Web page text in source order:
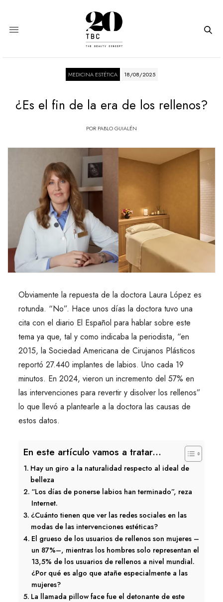
MEDICINA ESTÉTICA 18/08/2025
¿Es el fin de la era de los rellenos?
POR PABLO GUIALÉN
Obviamente la repuesta de la doctora Laura López es
rotunda. “No”. Hace unos días la doctora tuvo una
cita con el diario El Español para hablar sobre este
tema ya que, tal y como indicaba la periodista, “en
2015, la Sociedad Americana de Cirujanos Plásticos
reportó 27.440 implantes de labios. Uno cada 19
minutos. En 2024, vieron un incremento del 57% en
las intervenciones para revertir y disolver los rellenos”
lo que llevó a plantearle a la doctora las causas de
estos datos.
En este artículo vamos a tratar...
Hay un giro a la naturalidad respecto al ideal de
belleza
“Los días de ponerse labios han terminado”, reza
Internet.
¿Cuánto tienen que ver las redes sociales en las
modas de las intervenciones estéticas?
El grueso de los usuarios de rellenos son mujeres –
un 87%–, mientras los hombres solo representan el
13,5% de los usuarios de rellenos a nivel mundial.
¿Por qué es algo que atañe especialmente a las
mujeres?
La llamada pillow face fue el detonante de este